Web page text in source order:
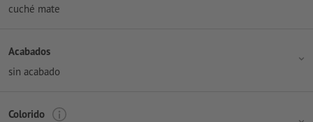
cuché mate
Acabados
sin acabado
Colorido